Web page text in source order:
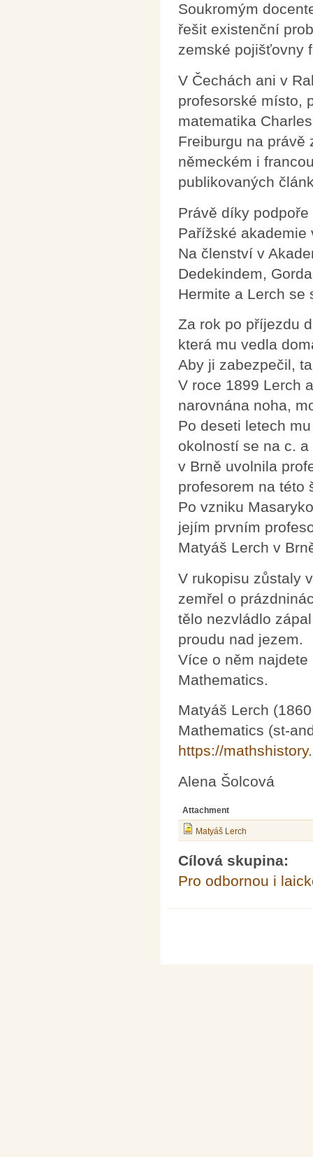
Soukromým
řešit existenční
zemské pojišťovny
V Čechách ani v
profesorské místo,
matematika
Freiburgu na právě
německém i
publikovaných
Právě díky podpoře
Pařížské akademie
Na členství v
Dedekindem,
Hermite a Lerch se
Za rok po příjezdu
která mu vedla
Aby ji zabezpečil,
V roce 1899 Lerch
narovnána noha,
Po deseti letech
okolností se na c.
v Brně uvolnila
profesorem na této
Po vzniku
jejím prvním
Matyáš Lerch v
V rukopisu zůstaly
zemřel o
tělo nezvládlo
proudu nad jezem.
Více o něm najdete
Mathematics.
Matyáš Lerch
Mathematics (st-
https://
Alena Šolcová
Attachment
Matyáš Lerch
Cílová skupina:
Pro odbornou i